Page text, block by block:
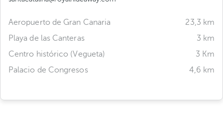
Aeropuerto de Gran Canaria
23,3 km
Playa de las Canteras
3 km
Centro histórico (Vegueta)
3 Km
Palacio de Congresos
4,6 km